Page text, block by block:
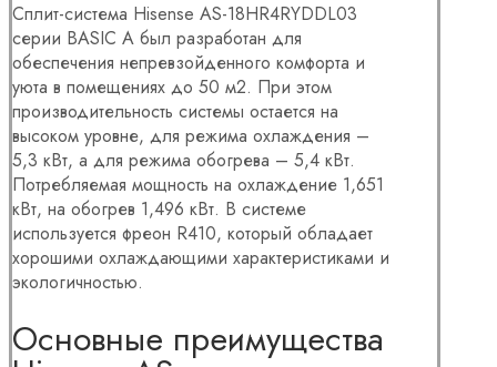
Сплит-система Hisense AS-18HR4RYDDL03
серии BASIC A был разработан для
обеспечения непревзойденного комфорта и
уюта в помещениях до 50 м2. При этом
производительность системы остается на
высоком уровне, для режима охлаждения –
5,3 кВт, а для режима обогрева – 5,4 кВт.
Потребляемая мощность на охлаждение 1,651
кВт, на обогрев 1,496 кВт. В системе
используется фреон R410, который обладает
хорошими охлаждающими характеристиками и
экологичностью.
Основные преимущества